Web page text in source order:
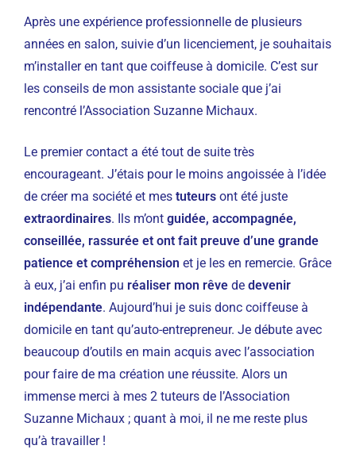
Après une expérience professionnelle de plusieurs
années en salon, suivie d’un licenciement, je souhaitais
m’installer en tant que coiffeuse à domicile. C’est sur
les conseils de mon assistante sociale que j’ai
rencontré l’Association Suzanne Michaux.
Le premier contact a été tout de suite très
encourageant. J’étais pour le moins angoissée à l’idée
de créer ma société et mes tuteurs ont été juste
extraordinaires. Ils m’ont guidée, accompagnée,
conseillée, rassurée et ont fait preuve d’une grande
patience et compréhension et je les en remercie. Grâce
à eux, j’ai enfin pu réaliser mon rêve de devenir
indépendante. Aujourd’hui je suis donc coiffeuse à
domicile en tant qu’auto-entrepreneur. Je débute avec
beaucoup d’outils en main acquis avec l’association
pour faire de ma création une réussite. Alors un
immense merci à mes 2 tuteurs de l’Association
Suzanne Michaux ; quant à moi, il ne me reste plus
qu’à travailler !